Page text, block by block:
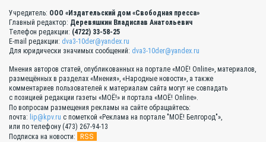
Учредитель: ООО «Издательский дом «Свободная пресса»
Главный редактор: Деревяшкин Владислав Анатольевич
Телефон редакции: (4722) 33-58-25
E-mail редакции: dva3-10der@yandex.ru
Для юридически значимых сообщений: dva3-10der@yandex.ru
Мнения авторов статей, опубликованных на портале «МОЁ! Online», материалов,
размещённых в разделах «Мнения», «Народные новости», а также
комментариев пользователей к материалам сайта могут не совпадать
с позицией редакции газеты «МОЁ!» и портала «МОЁ! Online».
По вопросам размещения рекламы на сайте обращайтесь:
почта: lip@kpv.ru с пометкой «Реклама на портале "МОЁ! Белгород"»,
или по телефону (473) 267-94-13
Подписка на новости:
RSS